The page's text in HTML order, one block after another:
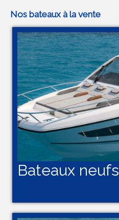
Nos bateaux à la vente
Bateaux neufs